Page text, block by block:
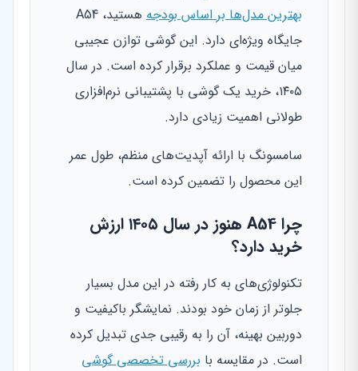
بهترین مدل‌ها بر اساس بودجه
هستید، A54
جایگاه ویژه‌ای دارد. این گوشی توازن عجیبی
میان قیمت و عملکرد برقرار کرده است. در سال
۱۴۰۵، خرید یک گوشی با پشتیبانی نرم‌افزاری
طولانی اهمیت زیادی دارد.
سامسونگ با ارائه آپدیت‌های منظم، طول عمر
این محصول را تضمین کرده است.
چرا A54 هنوز در سال ۱۴۰۵ ارزش
خرید دارد؟
تکنولوژی‌های به کار رفته در این مدل بسیار
جلوتر از زمان خود بودند. نمایشگر باکیفیت و
دوربین بهینه، آن را به رقیبی جدی تبدیل کرده
است. در مقایسه با بررسی تخصصی گوشی